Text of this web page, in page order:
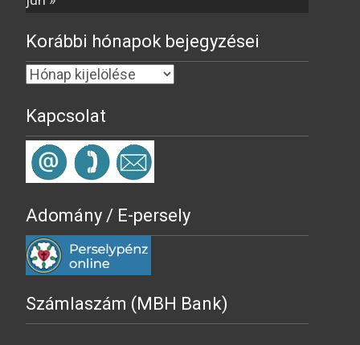
Korábbi hónapok bejegyzései
Kapcsolat
Adomány / E-persely
Számlaszám (MBH Bank)